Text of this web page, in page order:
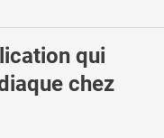
qui
chez